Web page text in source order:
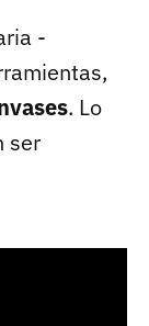
-
. Lo
ser